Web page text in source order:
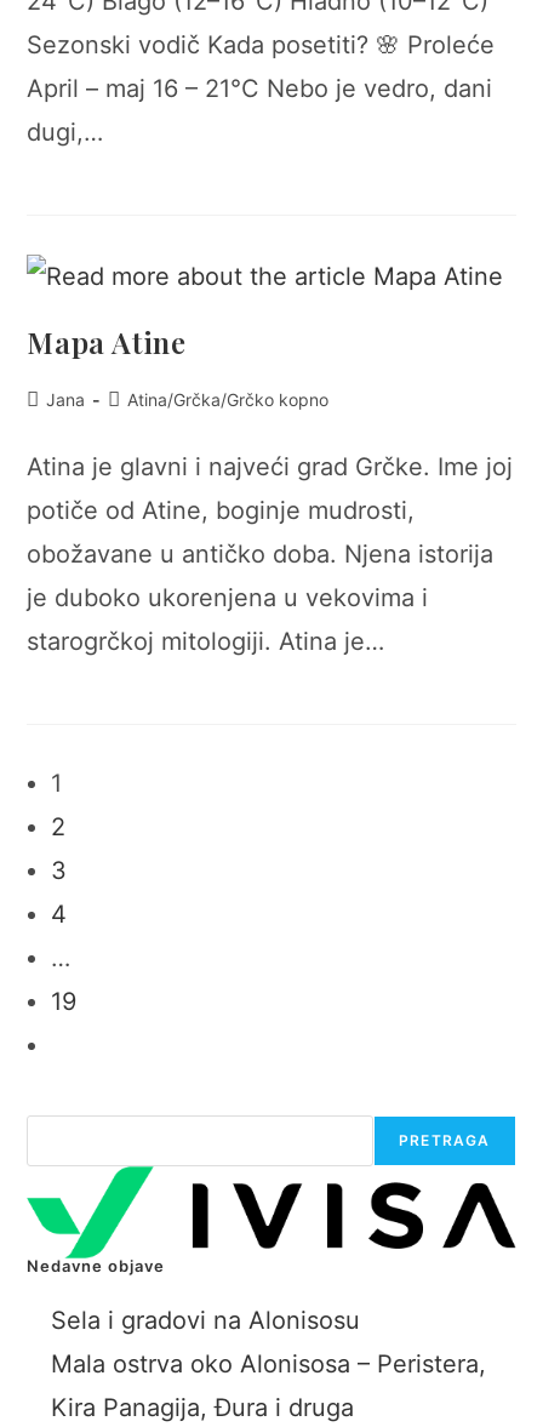
Sezonski vodič Kada posetiti? 🌸 Proleće
April – maj 16 – 21°C Nebo je vedro, dani
dugi,…
Mapa Atine
PostJana
PostAtina/Grčka/Grčko kopno
Atina je glavni i najveći grad Grčke. Ime joj
potiče od Atine, boginje mudrosti,
obožavane u antičko doba. Njena istorija
je duboko ukorenjena u vekovima i
starogrčkoj mitologiji. Atina je…
1
2
3
4
…
19
PRETRAGA
Nedavne objave
Sela i gradovi na Alonisosu
Mala ostrva oko Alonisosa – Peristera,
Kira Panagija, Đura i druga